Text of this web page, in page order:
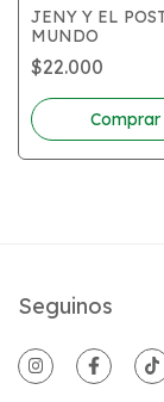
JENY Y EL
MUNDO
$22.000
Seguinos